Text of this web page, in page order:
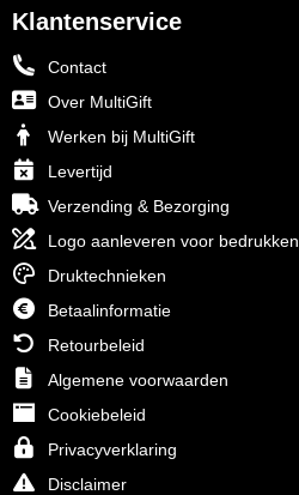
Klantenservice
Contact
Over MultiGift
Werken bij MultiGift
Levertijd
Verzending & Bezorging
Logo aanleveren voor bedrukken
Druktechnieken
Betaalinformatie
Retourbeleid
Algemene voorwaarden
Cookiebeleid
Privacyverklaring
Disclaimer